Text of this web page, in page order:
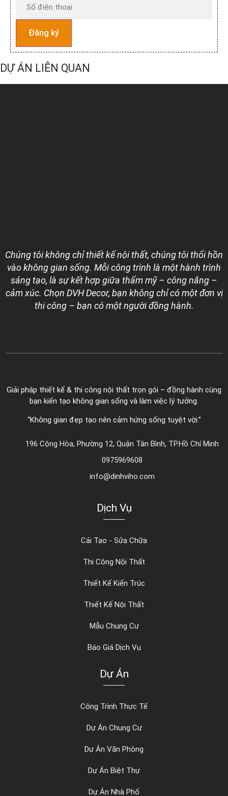
Đăng ký
DỰ ÁN LIÊN QUAN
Chúng tôi không chỉ thiết kế nội thất, chúng tôi thổi hồn
vào không gian sống. Mỗi công trình là một hành trình
sáng tạo, là sự kết hợp giữa thẩm mỹ – công năng –
cảm xúc. Chọn DVH Decor, bạn không chỉ có một đơn vị
thi công – bạn có một người đồng hành.
Giải pháp thiết kế & thi công nội thất trọn gói – đồng hành cùng
bạn kiến tạo không gian sống và làm việc lý tưởng.
“Không gian đẹp tạo nên cảm hứng sống tuyệt vời.”
196 Cộng Hòa, Phường 12, Quận Tân Bình, TP.Hồ Chí Minh
0975969608
info@dinhviho.com
Dịch Vụ
Cải Tạo - Sửa Chữa
Thi Công Nội Thất
Thiết Kế Kiến Trúc
Thiết Kế Nội Thất
Mẫu Chung Cư
Báo Giá Dịch Vụ
Dự Án
Công Trình Thực Tế
Dự Án Chung Cư
Dự Án Văn Phòng
Dự Án Biệt Thự
Dự Án Nhà Phố